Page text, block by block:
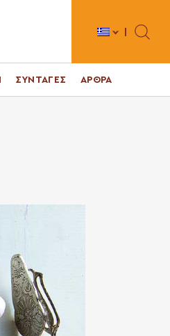
Toggle
ΣΥΝΤΑΓΕΣ ΑΡΘΡΑ